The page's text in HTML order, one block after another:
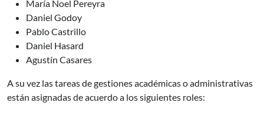
María Noel Pereyra
Daniel Godoy
Pablo Castrillo
Daniel Hasard
Agustín Casares
A su vez las tareas de gestiones académicas o administrativas
están asignadas de acuerdo a los siguientes roles: